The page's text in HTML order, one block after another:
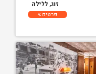
זוג, ללילה
פרטים